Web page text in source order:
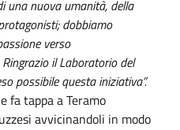
una nuova umanità, della
dobbiamo
verso
il Laboratorio del
possibile questa iniziativa”.
fa tappa a Teramo
avvicinandoli in modo